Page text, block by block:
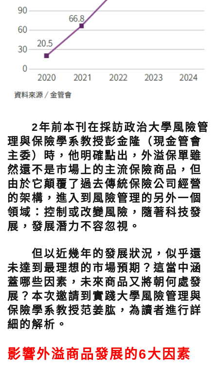
2年前本刊在採訪政治大學風險管
理與保險學系教授彭金隆（現金管會
主委）時，他明確點出，外溢保單雖
然還不是市場上的主流保險商品，但
由於它顛覆了過去傳統保險公司經營
的架構，進入到風險管理的另外一個
領域：控制或改變風險，隨著科技發
展，發展潛力不容忽視。
但以近幾年的發展狀況，似乎還
未達到最理想的市場預期？這當中涵
蓋哪些因素，未來商品又將朝何處發
展？本次邀請到實踐大學風險管理與
保險學系教授范姜肱，為讀者進行詳
細的解析。
影響外溢商品發展的6大因素